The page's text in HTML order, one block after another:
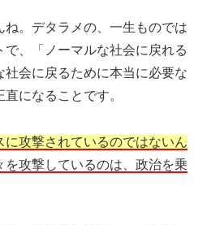
。デタラメの、一生ものでは
、「ノーマルな社会に戻れる
会に戻るために本当に必要な
になることです。
攻撃されているのではないん
を攻撃しているのは、政治を乗